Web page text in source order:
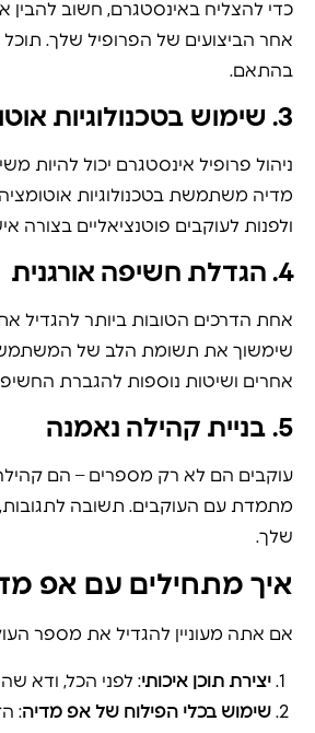
כדי להצליח באינסטגרם, חשוב להבין
אחר הביצועים של הפרופיל שלך.
בהתאם.
3. שימוש בטכנולוגיות
ניהול פרופיל אינסטגרם יכול
מדיה משתמשת בטכנולוגיות
ולפנות לעוקבים פוטנציאליים בצורה
4. הגדלת חשיפה אורגנית
אחת הדרכים הטובות ביותר להגדיל
שימשוך את תשומת הלב של
אחרים ושיטות נוספות להגברת
5. בניית קהילה נאמנה
עוקבים הם לא רק מספרים – הם
מתמדת עם העוקבים. תשובה לתגובות,
שלך.
איך מתחילים עם אפ
אם אתה מעוניין להגדיל את מספר
יצירת תוכן איכותי: לפני הכל, ודא
שימוש בכלי הפילוח של אפ מדיה: